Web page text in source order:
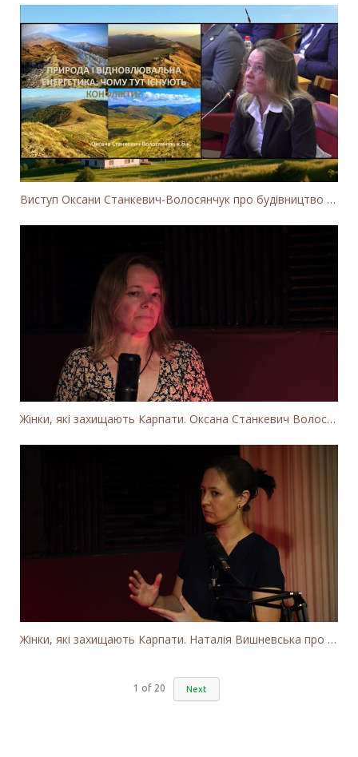
Виступ Оксани Станкевич-Волосянчук про будівництво вітропарків у Закарпатській області
Жінки, які захищають Карпати. Оксана Станкевич Волосянчук про вітряки на високогір'ї Карпат
Жінки, які захищають Карпати. Наталія Вишневська про вітряки в Закарпатті та участь громадськості
1 of 20 Next